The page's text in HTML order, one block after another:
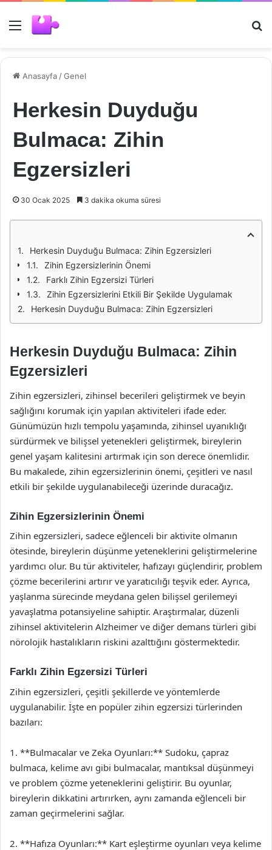
Menü
Anasayfa /Genel
Herkesin Duyduğu
Bulmaca: Zihin
Egzersizleri
30 Ocak 2025 3 dakika okuma süresi
Herkesin Duyduğu Bulmaca: Zihin Egzersizleri
Zihin Egzersizlerinin Önemi
Farklı Zihin Egzersizi Türleri
Zihin Egzersizlerini Etkili Bir Şekilde Uygulamak
Herkesin Duyduğu Bulmaca: Zihin Egzersizleri
Herkesin Duyduğu Bulmaca: Zihin
Egzersizleri
Zihin egzersizleri, zihinsel becerileri geliştirmek ve beyin
sağlığını korumak için yapılan aktiviteleri ifade eder.
Günümüzün hızlı tempolu yaşamında, zihinsel uyanıklığı
sürdürmek ve bilişsel yetenekleri geliştirmek, bireylerin
genel yaşam kalitesini artırmak için son derece önemlidir.
Bu makalede, zihin egzersizlerinin önemi, çeşitleri ve nasıl
etkili bir şekilde uygulanabileceği üzerinde duracağız.
Zihin Egzersizlerinin Önemi
Zihin egzersizleri, sadece eğlenceli bir aktivite olmanın
ötesinde, bireylerin düşünme yeteneklerini geliştirmelerine
yardımcı olur. Bu tür aktiviteler, hafızayı güçlendirir, problem
çözme becerilerini artırır ve yaratıcılığı teşvik eder. Ayrıca,
yaşlanma sürecinde meydana gelen bilişsel gerilemeyi
yavaşlatma potansiyeline sahiptir. Araştırmalar, düzenli
zihinsel aktivitelerin Alzheimer ve diğer demans türleri gibi
nörolojik hastalıkların riskini azalttığını göstermektedir.
Farklı Zihin Egzersizi Türleri
Zihin egzersizleri, çeşitli şekillerde ve yöntemlerde
uygulanabilir. İşte en popüler zihin egzersizi türlerinden
bazıları:
1. **Bulmacalar ve Zeka Oyunları:** Sudoku, çapraz
bulmaca, kelime avı gibi bulmacalar, mantıksal düşünmeyi
ve problem çözme yeteneklerini geliştirir. Bu oyunlar,
bireylerin dikkatini artırırken, aynı zamanda eğlenceli bir
zaman geçirmelerini sağlar.
2. **Hafıza Oyunları:** Kart eşleştirme oyunları veya kelime